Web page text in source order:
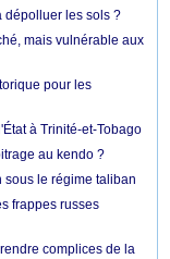
dépolluer les sols ?
mais vulnérable aux
pour les
à Trinité-et-Tobago
au kendo ?
sous le régime taliban
frappes russes
complices de la